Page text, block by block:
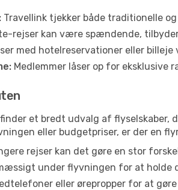
Travellink tjekker både traditionelle
rejser kan være spændende,
med hotelreservationer eller
Medlemmer låser op for eksklusive
et bredt udvalg af
eller budgetpriser, er der en
rejser kan det gøre en stor
under flyvningen for at
eller ørepropper for at